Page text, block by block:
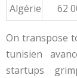
Algérie
62
On transpose
tunisien
startups